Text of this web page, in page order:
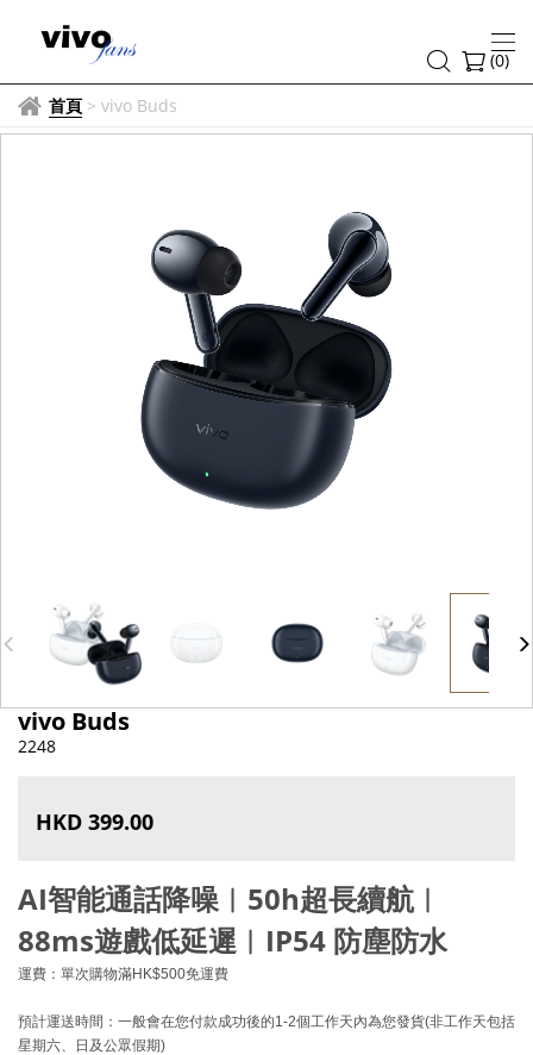
(0)
首頁 > vivo Buds
vivo Buds
2248
HKD 399.00
AI智能通話降噪︱50h超長續航︱
88ms遊戲低延遲 ︱IP54 防塵防水
運費：單次購物滿HK$500免運費
預計運送時間：一般會在您付款成功後的1-2個工作天內為您發貨(非工作天包括
星期六、日及公眾假期)